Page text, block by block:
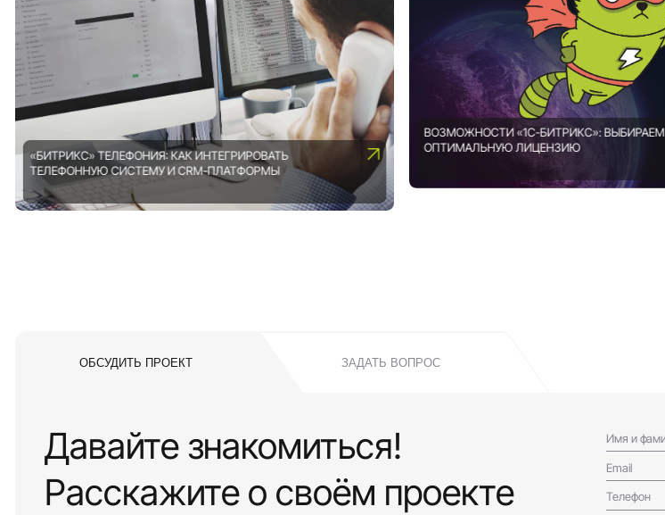
«БИТРИКС» ТЕЛЕФОНИЯ: КАК ИНТЕГРИРОВАТЬ
ТЕЛЕФОННУЮ СИСТЕМУ И CRM-ПЛАТФОРМЫ
ВОЗМОЖНОСТИ «1С-БИТРИКС»: ВЫБИРАЕМ
ОПТИМАЛЬНУЮ ЛИЦЕНЗИЮ
ОБСУДИТЬ ПРОЕКТ ЗАДАТЬ ВОПРОС
Давайте знакомиться!
Расскажите о своём проекте
Имя и
Email
Телефон